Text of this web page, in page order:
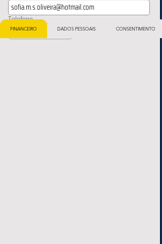
Telefone
FINANCEIRO DADOS PESSOAIS CONSENTIMENTO